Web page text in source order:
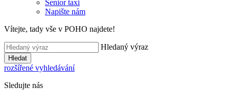
Senior taxi
Napište nám
Vítejte, tady vše v POHO najdete!
Hledaný výraz
Hledat
rozšířené vyhledávání
Sledujte nás